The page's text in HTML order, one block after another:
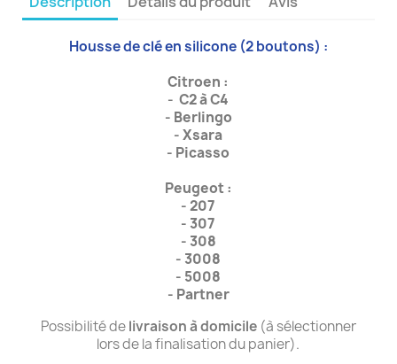
Housse de clé en silicone (2 boutons) :
Citroen :
- C2 à C4
- Berlingo
-Xsara
- Picasso
Peugeot :
- 207
- 307
- 308
- 3008
- 5008
- Partner
Possibilité delivraison à domicile(à sélectionner
lors de la finalisation du panier).